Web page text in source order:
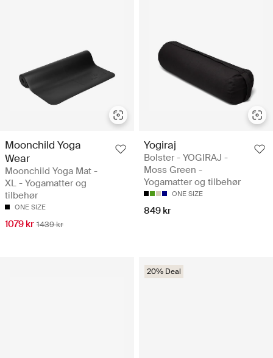
Moonchild Yoga
Wear
Moonchild Yoga Mat -
XL - Yogamatter og
tilbehør
ONE SIZE
1079 kr 1439 kr
Yogiraj
Bolster - YOGIRAJ -
Moss Green -
Yogamatter og tilbehør
ONE SIZE
849 kr
20% Deal